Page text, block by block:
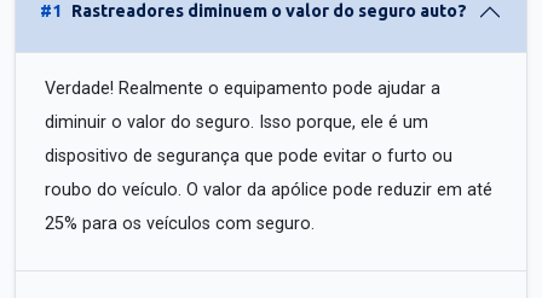
#1 Rastreadores diminuem o valor do seguro auto?
Verdade! Realmente o equipamento pode ajudar a
diminuir o valor do seguro. Isso porque, ele é um
dispositivo de segurança que pode evitar o furto ou
roubo do veículo. O valor da apólice pode reduzir em até
25% para os veículos com seguro.